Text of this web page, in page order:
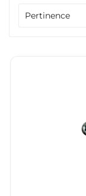
Pertinence